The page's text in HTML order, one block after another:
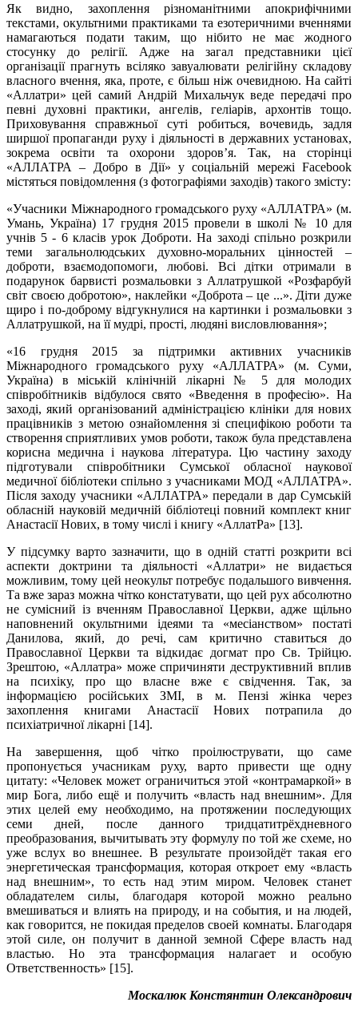
Як видно, захоплення різноманітними апокрифічними
текстами, окультними практиками та езотеричними вченнями
намагаються подати таким, що нібито не має жодного
стосунку до релігії. Адже на загал представники цієї
організації прагнуть всіляко завуалювати релігійну складову
власного вчення, яка, проте, є більш ніж очевидною. На сайті
«Аллатри» цей самий Андрій Михальчук веде передачі про
певні духовні практики, ангелів, геліарів, архонтів тощо.
Приховування справжньої суті робиться, вочевидь, задля
ширшої пропаганди руху і діяльності в державних установах,
зокрема освіти та охорони здоров’я. Так, на сторінці
«АЛЛАТРА – Добро в Дії» у соціальній мережі Facebook
містяться повідомлення (з фотографіями заходів) такого змісту:
«Учасники Міжнародного громадського руху «АЛЛАТРА» (м.
Умань, Україна) 17 грудня 2015 провели в школі № 10 для
учнів 5 - 6 класів урок Доброти. На заході спільно розкрили
теми загальнолюдських духовно-моральних цінностей –
доброти, взаємодопомоги, любові. Всі дітки отримали в
подарунок барвисті розмальовки з Аллатрушкой «Розфарбуй
світ своєю добротою», наклейки «Доброта – це ...». Діти дуже
щиро і по-доброму відгукнулися на картинки і розмальовки з
Аллатрушкой, на її мудрі, прості, людяні висловлювання»;
«16 грудня 2015 за підтримки активних учасників
Міжнародного громадського руху «АЛЛАТРА» (м. Суми,
Україна) в міській клінічній лікарні № 5 для молодих
співробітників відбулося свято «Введення в професію». На
заході, який організований адміністрацією клініки для нових
працівників з метою ознайомлення зі специфікою роботи та
створення сприятливих умов роботи, також була представлена
корисна медична і наукова література. Цю частину заходу
підготували співробітники Сумської обласної наукової
медичної бібліотеки спільно з учасниками МОД «АЛЛАТРА».
Після заходу учасники «АЛЛАТРА» передали в дар Сумській
обласній науковій медичній бібліотеці повний комплект книг
Анастасії Нових, в тому числі і книгу «АллатРа» [13].
У підсумку варто зазначити, що в одній статті розкрити всі
аспекти доктрини та діяльності «Аллатри» не видається
можливим, тому цей неокульт потребує подальшого вивчення.
Та вже зараз можна чітко констатувати, що цей рух абсолютно
не сумісний із вченням Православної Церкви, адже щільно
наповнений окультними ідеями та «месіанством» постаті
Данилова, який, до речі, сам критично ставиться до
Православної Церкви та відкидає догмат про Св. Трійцю.
Зрештою, «Аллатра» може спричиняти деструктивний вплив
на психіку, про що власне вже є свідчення. Так, за
інформацією російських ЗМІ, в м. Пензі жінка через
захоплення книгами Анастасії Нових потрапила до
психіатричної лікарні [14].
На завершення, щоб чітко проілюструвати, що саме
пропонується учасникам руху, варто привести ще одну
цитату: «Человек может ограничиться этой «контрамаркой» в
мир Бога, либо ещё и получить «власть над внешним». Для
этих целей ему необходимо, на протяжении последующих
семи дней, после данного тридцатитрёхдневного
преобразования, вычитывать эту формулу по той же схеме, но
уже вслух во внешнее. В результате произойдёт такая его
энергетическая трансформация, которая откроет ему «власть
над внешним», то есть над этим миром. Человек станет
обладателем силы, благодаря которой можно реально
вмешиваться и влиять на природу, и на события, и на людей,
как говорится, не покидая пределов своей комнаты. Благодаря
этой силе, он получит в данной земной Сфере власть над
властью. Но эта трансформация налагает и особую
Ответственность» [15].
Москалюк Констянтин Олександрович